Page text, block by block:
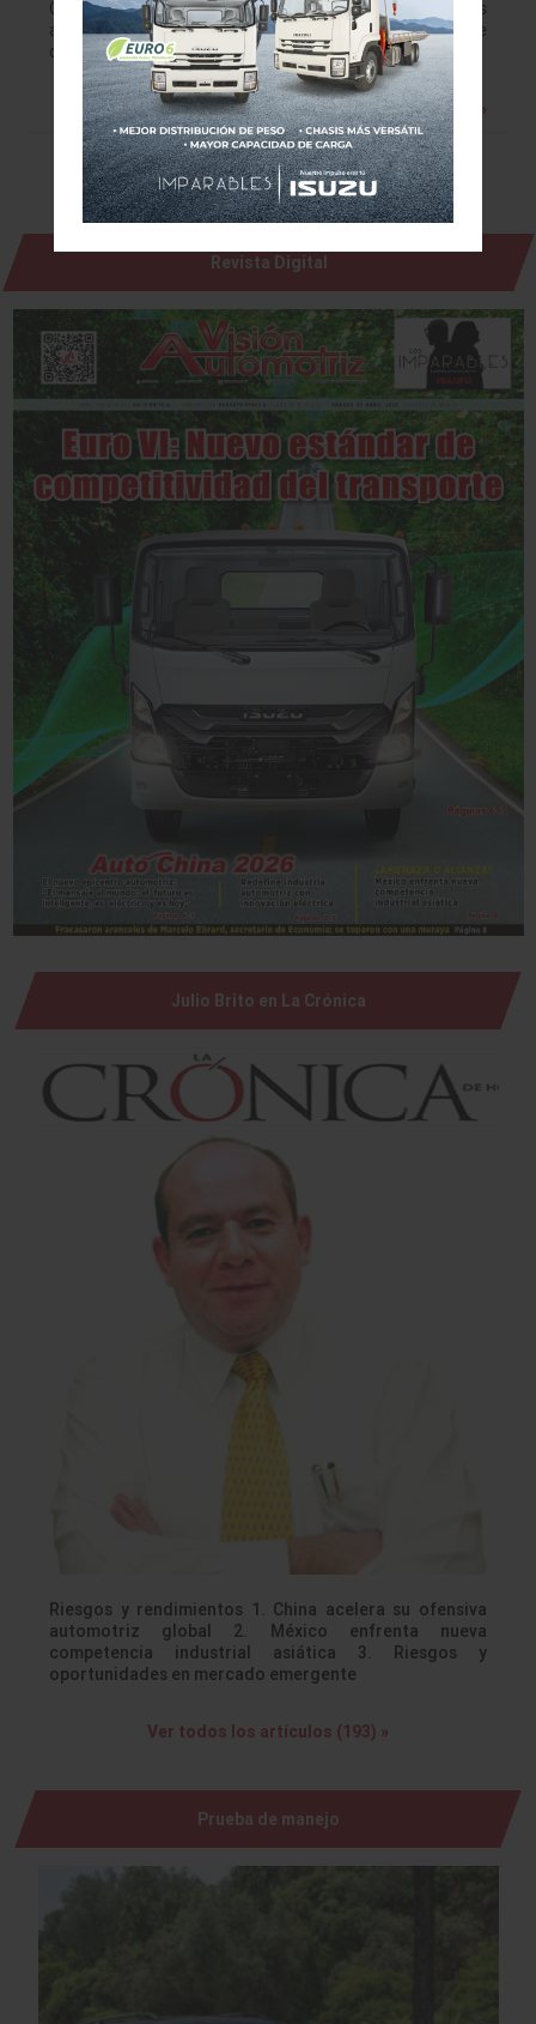
Consumidor Automotriz en México”, 2 de cada 5 personas
ahora se enfocan en las actividades de limpieza por parte
del…
Leer más »
Revista Digital
Julio Brito en La Crónica
Riesgos y rendimientos 1. China acelera su ofensiva
automotriz global 2. México enfrenta nueva
competencia industrial asiática 3. Riesgos y
oportunidades en mercado emergente
Ver todos los artículos (193) »
Prueba de manejo